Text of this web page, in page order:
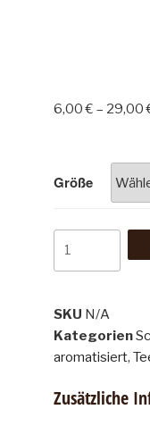
6,00€ – 29,00
Größe
SKU N/A
Kategorien
aromatisiert,
Zusätzliche